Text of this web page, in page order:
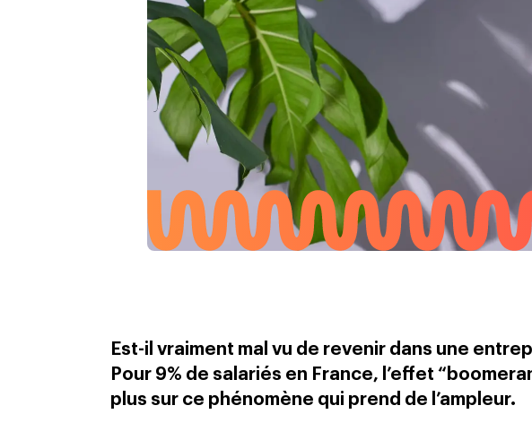
Est-il vraiment mal vu de revenir dans une
Pour 9% de salariés en France, l’effet
plus sur ce phénomène qui prend de l’ampleur.